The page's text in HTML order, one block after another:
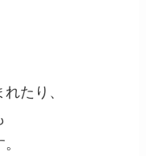
たり、